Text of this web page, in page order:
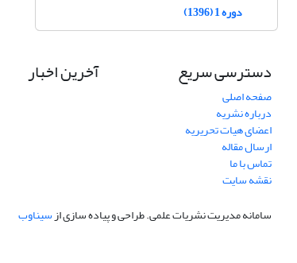
دوره 1 (1396)
دسترسی سریع
صفحه اصلی
درباره نشریه
اعضای هیات تحریریه
ارسال مقاله
تماس با ما
نقشه سایت
آخرین اخبار
سامانه مدیریت نشریات علمی.طراحی و پیاده سازی ازسیناوب